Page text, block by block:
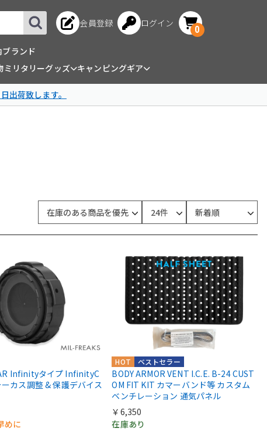
会員登録 ログイン
0
ブランド
ミリタリーグッズ キャンピングギア
出荷致します。
Infinityタイプ InfinityC
カス調整 & 保護デバイス
めに
HOT ベストセラー
BODY ARMOR VENT I.C.E. B-24 CUST
OM FIT KIT カマーバンド等 カスタム
ベンチレーション 通気パネル
￥6,350
在庫あり